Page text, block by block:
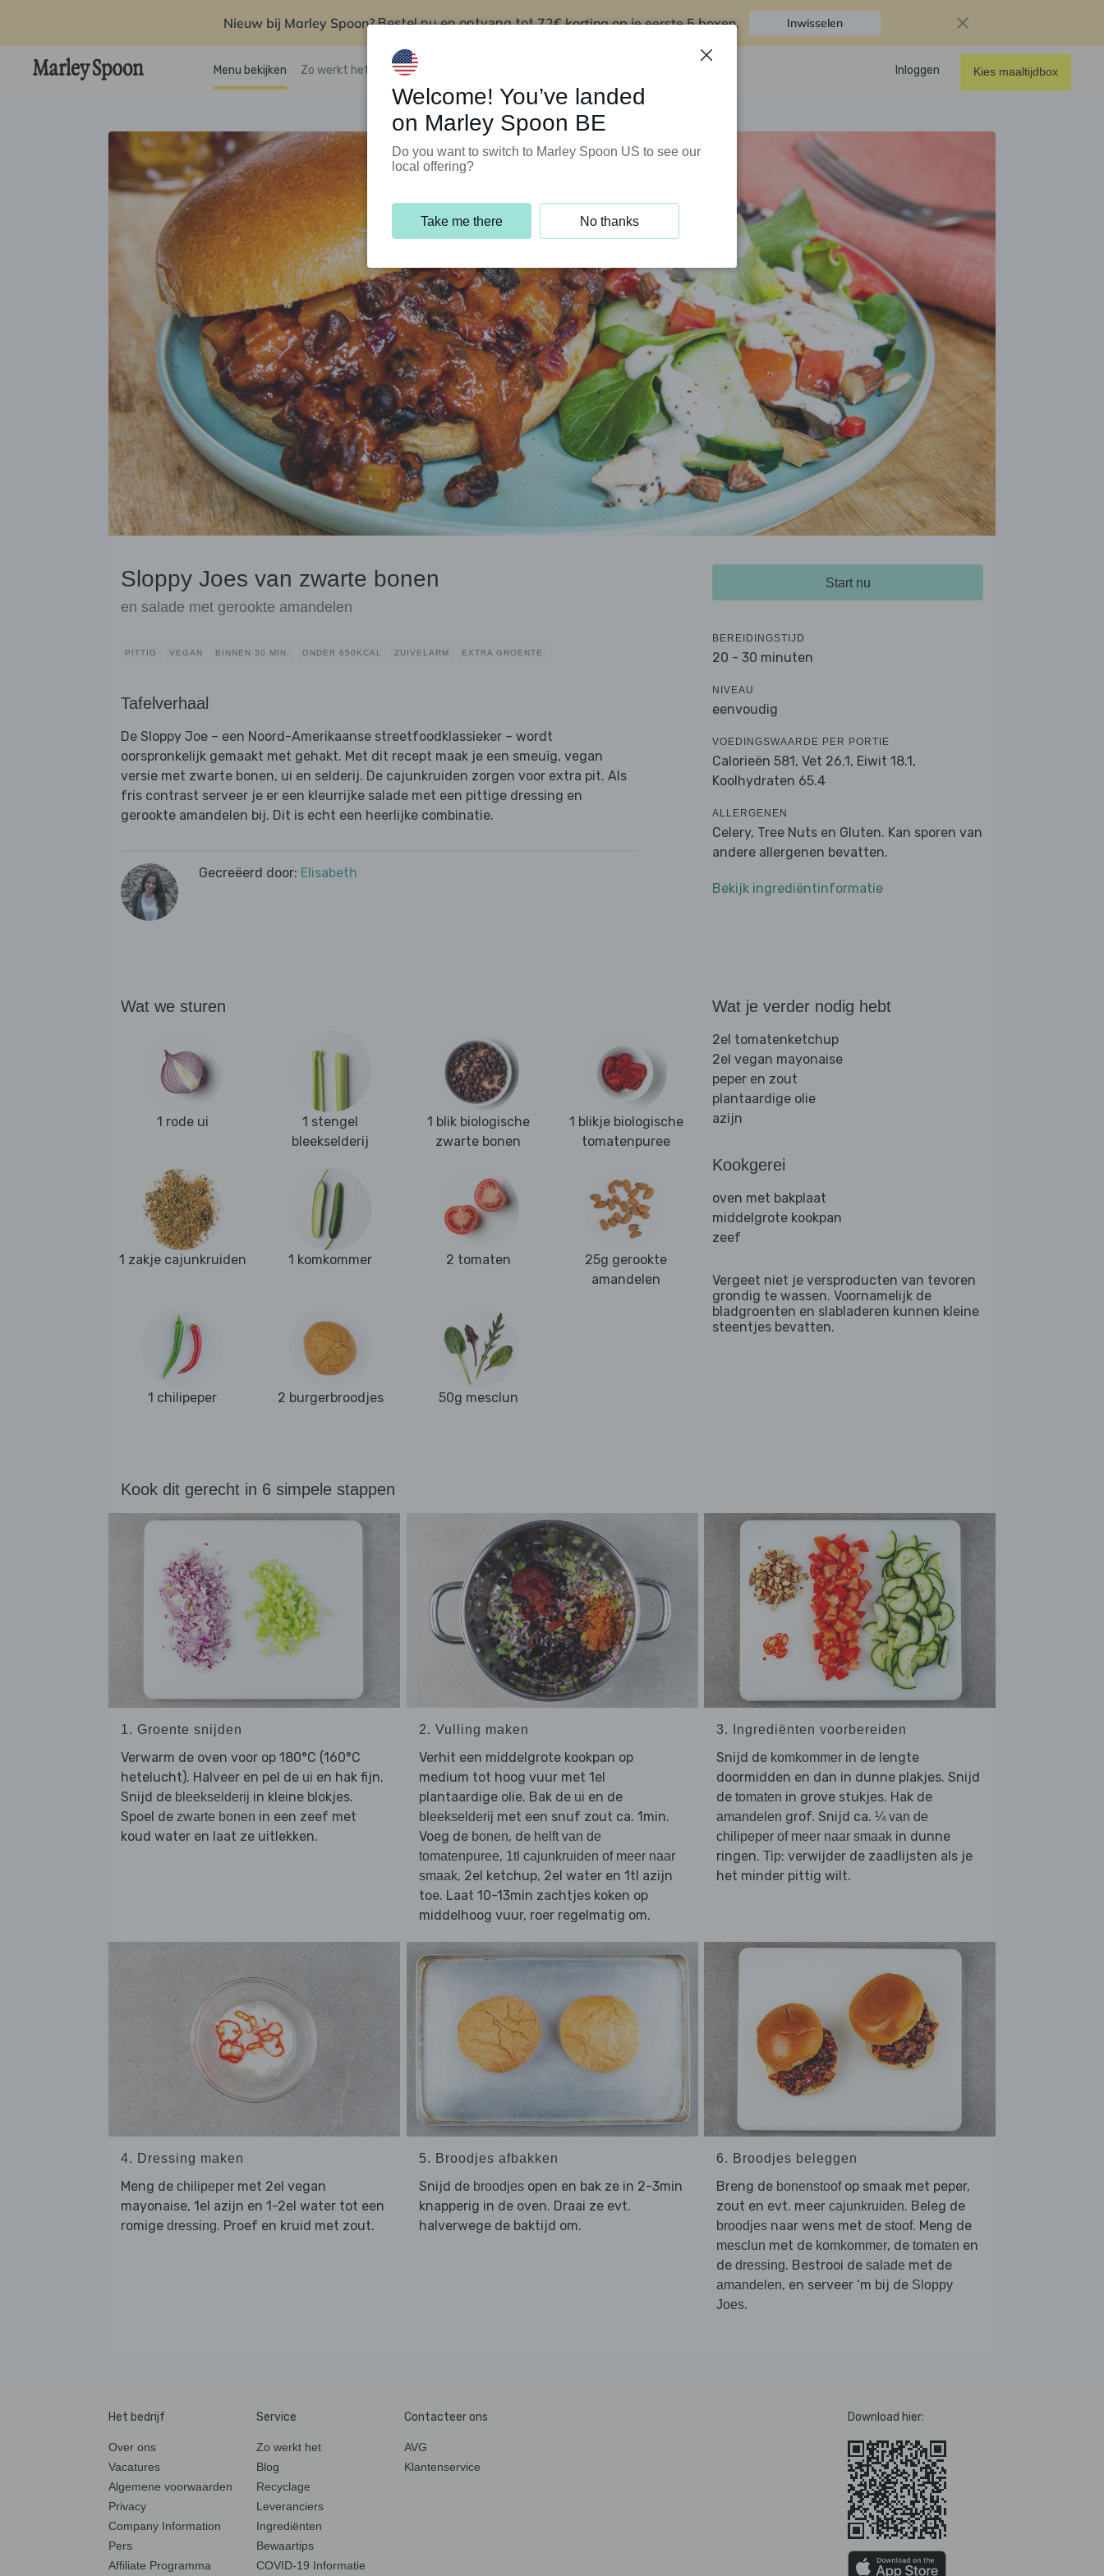
Nieuw bij Marley Spoon?Bestel nu en ontvang tot72€ korting op je eerste 5 boxen. Inwisselen
Menu bekijken Zo werkt het Klantenservice Inloggen Kies maaltijdbox
Sloppy Joes van zwarte bonen
en salade met gerookte amandelen
PITTIG VEGAN BINNEN 30 MIN. ONDER 650KCAL ZUIVELARM EXTRA GROENTE
Tafelverhaal
De Sloppy Joe – een Noord-Amerikaanse streetfoodklassieker – wordt
oorspronkelijk gemaakt met gehakt. Met dit recept maak je een smeuïg, vegan
versie met zwarte bonen, ui en selderij. De cajunkruiden zorgen voor extra pit. Als
fris contrast serveer je er een kleurrijke salade met een pittige dressing en
gerookte amandelen bij. Dit is echt een heerlijke combinatie.
Gecreëerd door: Elisabeth
Start nu
BEREIDINGSTIJD
20 - 30 minuten
NIVEAU
eenvoudig
VOEDINGSWAARDE PER PORTIE
Calorieën 581, Vet 26.1, Eiwit 18.1,
Koolhydraten 65.4
ALLERGENEN
Celery, Tree Nuts en Gluten. Kan sporen van
andere allergenen bevatten.
Bekijk ingrediëntinformatie
Wat we sturen
1 rode ui
1 stengel
bleekselderij
1 blik biologische
zwarte bonen
1 blikje biologische
tomatenpuree
1 zakje cajunkruiden 1 komkommer 2 tomaten
25g gerookte
amandelen
1 chilipeper 2 burgerbroodjes 50g mesclun
Wat je verder nodig hebt
2el tomatenketchup
2el vegan mayonaise
peper en zout
plantaardige olie
azijn
Kookgerei
oven met bakplaat
middelgrote kookpan
zeef
Vergeet niet je versproducten van tevoren
grondig te wassen. Voornamelijk de
bladgroenten en slabladeren kunnen kleine
steentjes bevatten.
Kook dit gerecht in 6 simpele stappen
1. Groente snijden
Verwarm de oven voor op 180°C (160°C
hetelucht). Halveer en pel de ui en hak fijn.
Snijd de bleekselderij in kleine blokjes.
Spoel de zwarte bonen in een zeef met
koud water en laat ze uitlekken.
2. Vulling maken
Verhit een middelgrote kookpan op
medium tot hoog vuur met 1el
plantaardige olie. Bak de ui en de
bleekselderij met een snuf zout ca. 1min.
Voeg de bonen, de helft van de
tomatenpuree, 1tl cajunkruiden of meer naar
smaak, 2el ketchup, 2el water en 1tl azijn
toe. Laat 10-13min zachtjes koken op
middelhoog vuur, roer regelmatig om.
3. Ingrediënten voorbereiden
Snijd de komkommer in de lengte
doormidden en dan in dunne plakjes. Snijd
de tomaten in grove stukjes. Hak de
amandelen grof. Snijd ca. ¼ van de
chilipeper of meer naar smaak in dunne
ringen. Tip: verwijder de zaadlijsten als je
het minder pittig wilt.
4. Dressing maken
Meng de chilipeper met 2el vegan
mayonaise, 1el azijn en 1-2el water tot een
romige dressing. Proef en kruid met zout.
5. Broodjes afbakken
Snijd de broodjesopen en bak ze in 2-3min
knapperig in de oven. Draai ze evt.
halverwege de baktijd om.
6. Broodjes beleggen
Breng de bonenstoofop smaak met peper,
zout en evt. meer cajunkruiden. Beleg de
broodjes naar wens met de stoof. Meng de
mesclun met de komkommer, de tomaten en
de dressing. Bestrooi de salade met de
amandelen, en serveer ‘m bij de Sloppy
Joes.
Het bedrijf
Over ons
Vacatures
Algemene voorwaarden
Privacy
Company Information
Pers
Affiliate Programma
Service
Zo werkt het
Blog
Recyclage
Leveranciers
Ingrediënten
Bewaartips
COVID-19 Informatie
Contacteer ons
AVG
Klantenservice
Download hier:
Welcome! You’ve landed
on Marley Spoon BE
Do you want to switch to Marley Spoon US to see our
local offering?
Take me there No thanks